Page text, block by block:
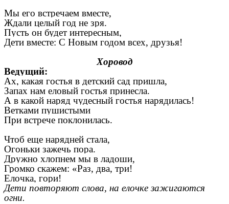
Мы его встречаем вместе,
Ждали целый год не зря.
Пусть он будет интересным,
Дети вместе: С Новым годом всех, друзья!
Хоровод
Ведущий:
Ах, какая гостья в детский сад пришла,
Запах нам еловый гостья принесла.
А в какой наряд чудесный гостья нарядилась!
Ветками пушистыми
При встрече поклонилась.
Чтоб еще нарядней стала,
Огоньки зажечь пора.
Дружно хлопнем мы в ладоши,
Громко скажем: «Раз, два, три!
Елочка, гори!
Дети повторяют слова, на елочке зажигаются
огни.